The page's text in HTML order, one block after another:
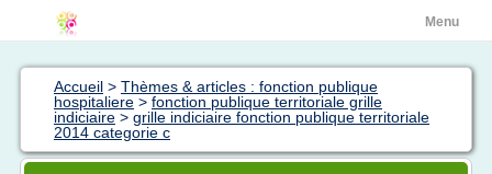
Menu
Accueil > Thèmes & articles : fonction publique
hospitaliere > fonction publique territoriale grille
indiciaire > grille indiciaire fonction publique territoriale
2014 categorie c